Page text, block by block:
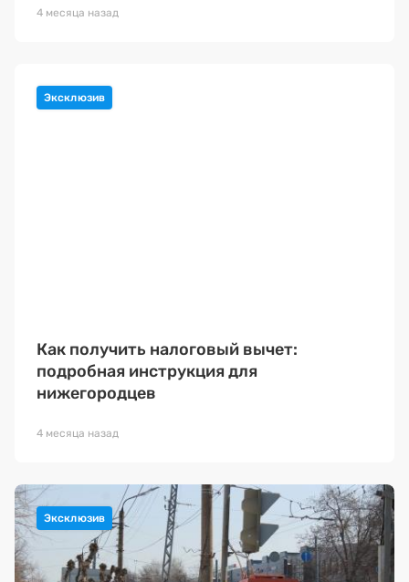
4 месяца назад
Как получить налоговый вычет:
подробная инструкция для
нижегородцев
4 месяца назад